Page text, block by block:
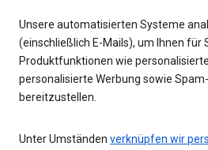
Unsere automatisierten Systeme
(einschließlich E-Mails), um Ihnen für
Produktfunktionen wie
personalisierte Werbung sowie
bereitzustellen.
Unter Umständen verknüpfen wir